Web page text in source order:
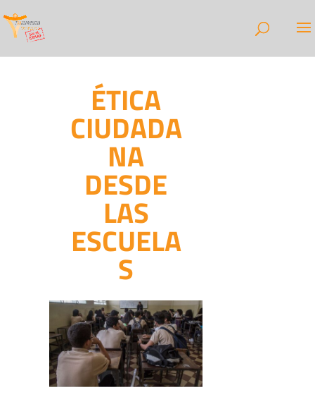
ÉTICA
CIUDADA
NA
DESDE
LAS
ESCUELA
S